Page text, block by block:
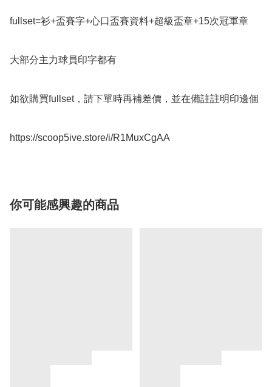
fullset=衫+盃賽字+心口盃賽資料+超級盃章+15次冠軍章
大部分主力球員印字都有
如欲購買fullset，請下單時再補差價，並在備註註明印邊個
https://scoop5ive.store/i/R1MuxCgAA
你可能感興趣的商品